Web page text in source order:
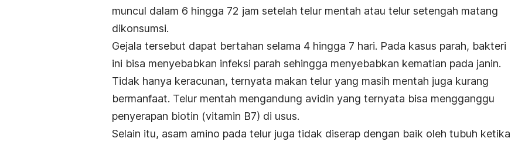
muncul dalam 6 hingga 72 jam setelah telur mentah atau telur setengah matang
dikonsumsi.
Gejala tersebut dapat bertahan selama 4 hingga 7 hari. Pada kasus parah, bakteri
ini bisa menyebabkan infeksi parah sehingga menyebabkan kematian pada janin.
Tidak hanya keracunan, ternyata makan telur yang masih mentah juga kurang
bermanfaat. Telur mentah mengandung avidin yang ternyata bisa mengganggu
penyerapan biotin (vitamin B7) di usus.
Selain itu, asam amino pada telur juga tidak diserap dengan baik oleh tubuh ketika